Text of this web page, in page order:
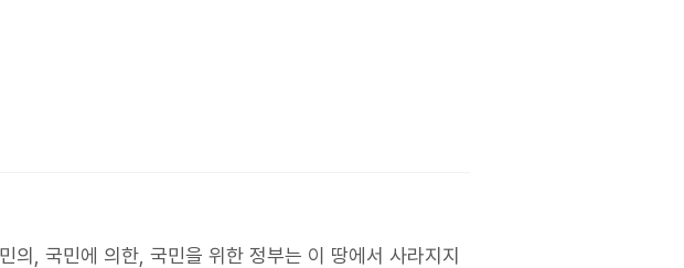
, 국민에 의한, 국민을 위한 정부는 이 땅에서 사라지지